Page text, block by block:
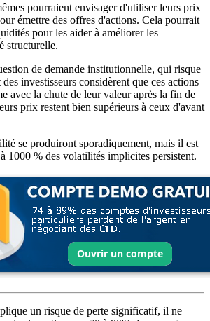
pourraient envisager d'utiliser leurs prix
émettre des offres d'actions. Cela pourrait
pour les aider à améliorer les
structurelle.
de demande institutionnelle, qui risque
investisseurs considèrent que ces actions
avec la chute de leur valeur après la fin de
prix restent bien supérieurs à ceux d'avant
se produiront sporadiquement, mais il est
1000 % des volatilités implicites persistent.
un risque de perte significatif, il ne